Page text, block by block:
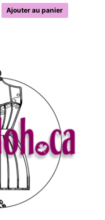
Ajouter au panier